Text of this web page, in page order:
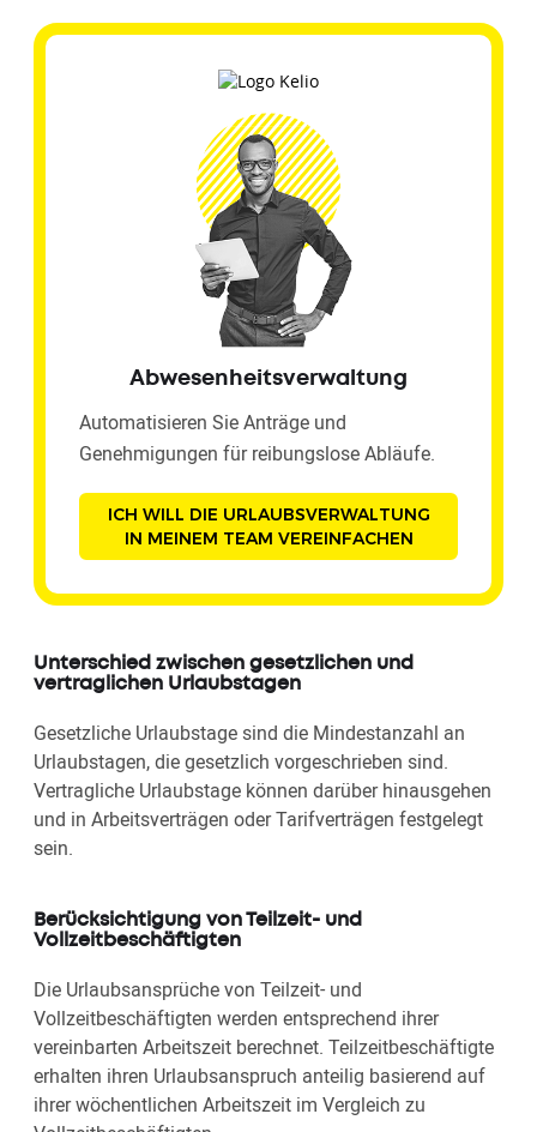
Abwesenheitsverwaltung
Automatisieren Sie Anträge und
Genehmigungen für reibungslose Abläufe.
ICH WILL DIE URLAUBSVERWALTUNG
IN MEINEM TEAM VEREINFACHEN
Unterschied zwischen gesetzlichen und
vertraglichen Urlaubstagen
Gesetzliche Urlaubstage sind die Mindestanzahl an
Urlaubstagen, die gesetzlich vorgeschrieben sind.
Vertragliche Urlaubstage können darüber hinausgehen
und in Arbeitsverträgen oder Tarifverträgen festgelegt
sein.
Berücksichtigung von Teilzeit- und
Vollzeitbeschäftigten
Die Urlaubsansprüche von Teilzeit- und
Vollzeitbeschäftigten werden entsprechend ihrer
vereinbarten Arbeitszeit berechnet. Teilzeitbeschäftigte
erhalten ihren Urlaubsanspruch anteilig basierend auf
ihrer wöchentlichen Arbeitszeit im Vergleich zu